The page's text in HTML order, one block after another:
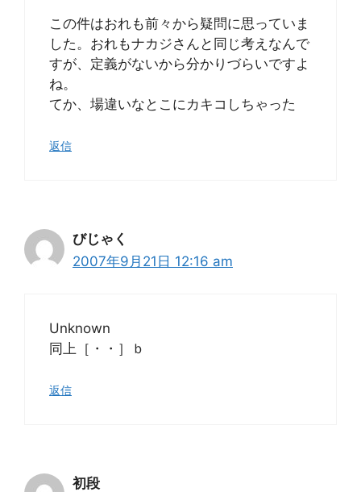
この件はおれも前々から疑問に思っていま
した。おれもナカジさんと同じ考えなんで
すが、定義がないから分かりづらいですよ
ね。
てか、場違いなとこにカキコしちゃった
返信
びじゃく
2007年9月21日 12:16 am
Unknown
同上［・・］ｂ
返信
初段